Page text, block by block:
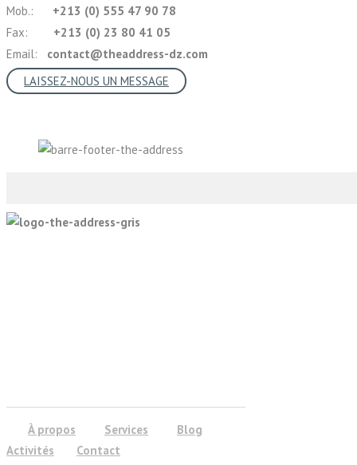
Mob.: +213 (0) 555 47 90 78
Fax: +213 (0) 23 80 41 05
Email: contact@theaddress-dz.com
LAISSEZ-NOUS UN MESSAGE
À propos Services
Blog
Activités
Contact